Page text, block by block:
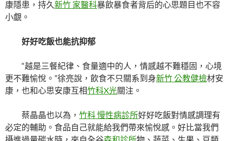
康隱患，持久新竹 家醫科暴飲暴食者背后的心思題目也不容
小覷。
好好吃飯也能抗抑郁
“越是三餐紀律、食量適中的人，情感越不難穩固，心境
更不難愉悅。”徐亮說，飲食不只關系到身新竹 公教健檢材安
康，也和心思安康互相竹科X光關注。
蔡晶晶也以為， 竹科 慢性病診所好好吃飯對情感調理有
必定的輔助。食品自己就能給我們帶來愉悅感。好比當我們